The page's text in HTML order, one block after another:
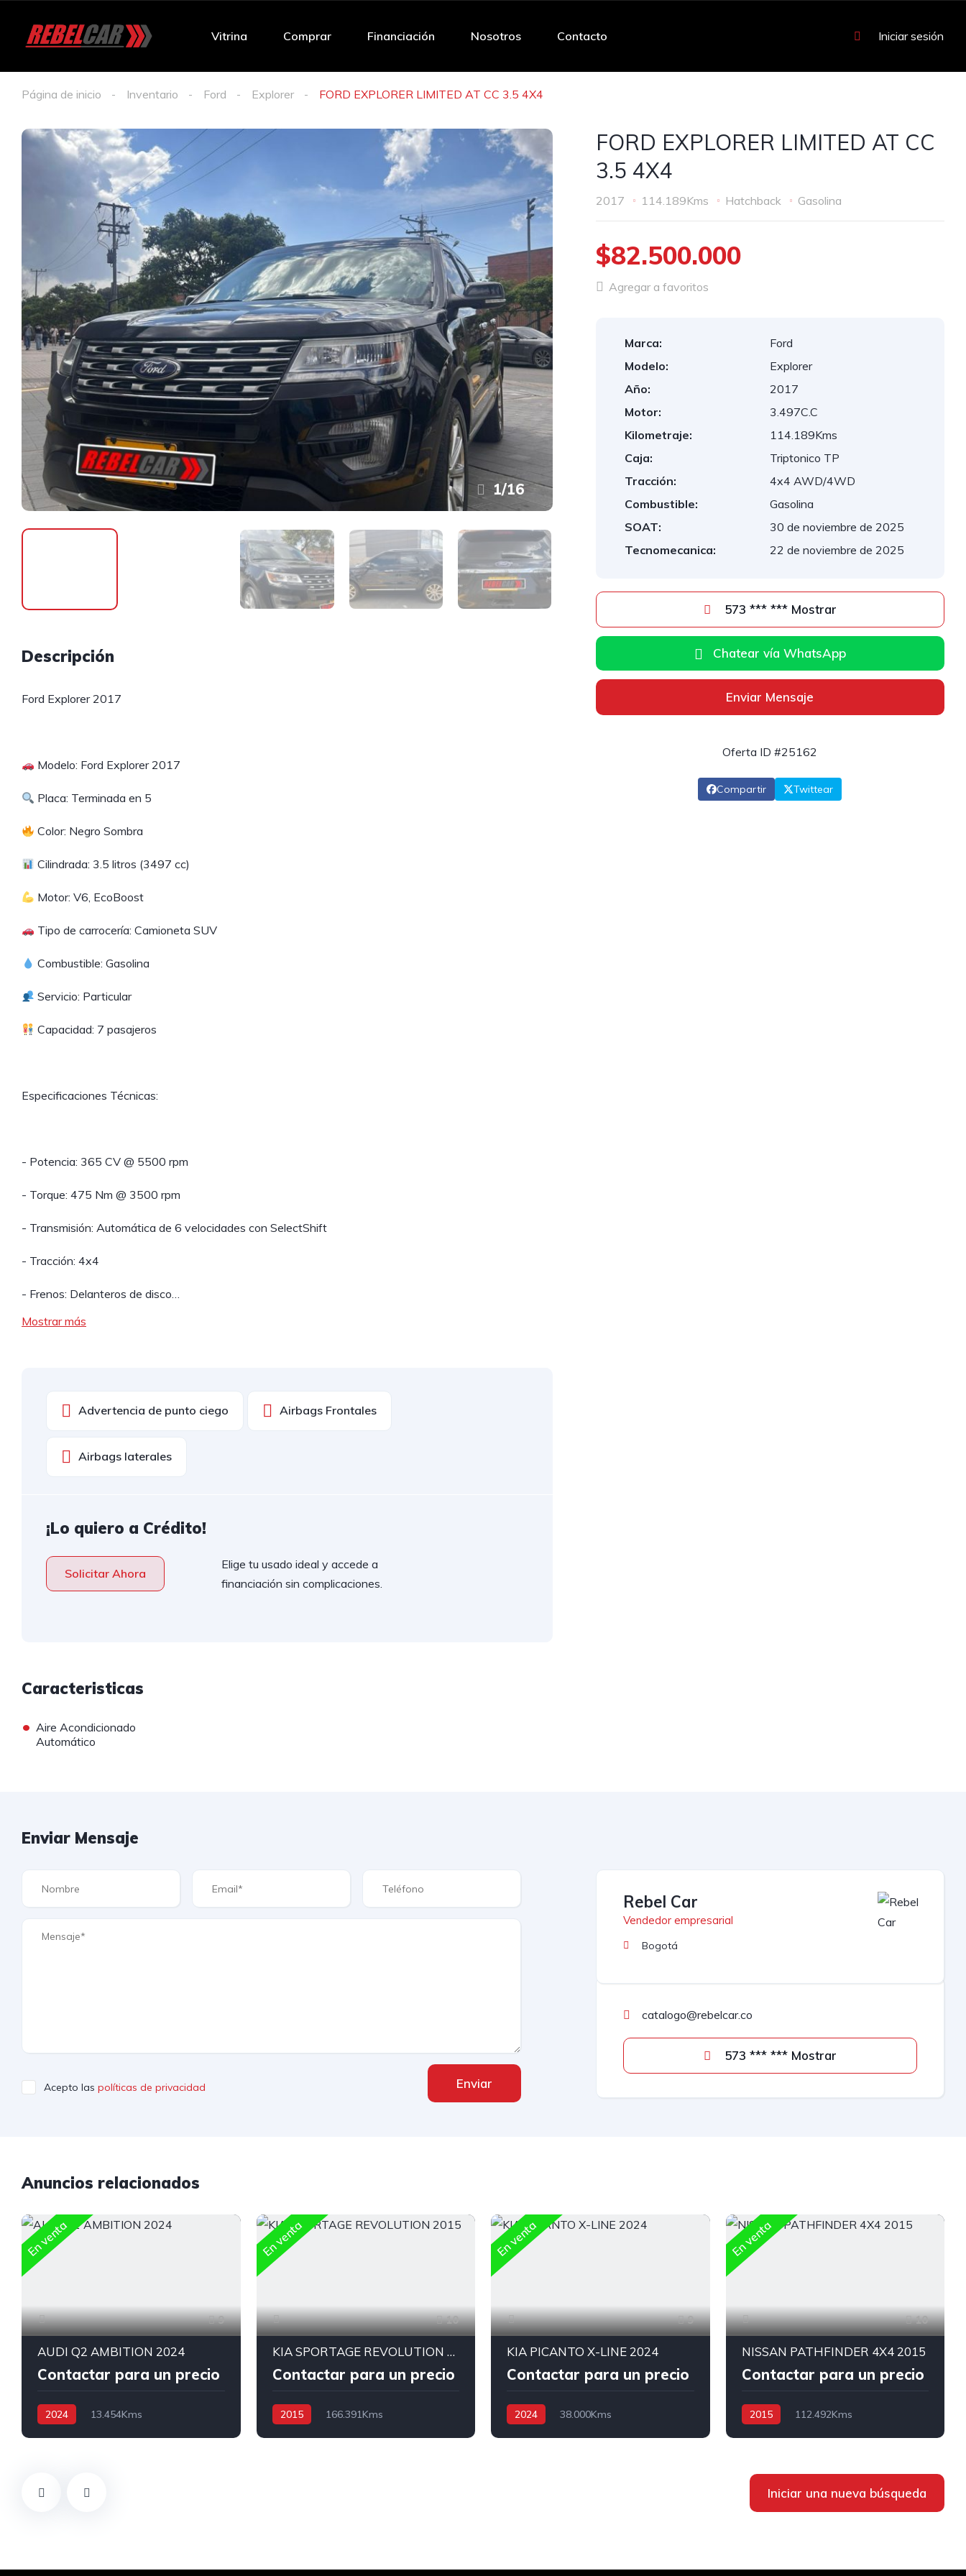
Vitrina Comprar Financiación Nosotros Contacto Iniciar sesión
Página de inicio Inventario Ford Explorer FORD EXPLORER LIMITED AT CC 3.5 4X4
1/16
Descripción
Ford Explorer 2017
Modelo: Ford Explorer 2017
Placa: Terminada en 5
Color: Negro Sombra
Cilindrada: 3.5 litros (3497 cc)
Motor: V6, EcoBoost
Tipo de carrocería: Camioneta SUV
Combustible: Gasolina
Servicio: Particular
Capacidad: 7 pasajeros
Especificaciones Técnicas:
- Potencia: 365 CV @ 5500 rpm
- Torque: 475 Nm @ 3500 rpm
- Transmisión: Automática de 6 velocidades con SelectShift
- Tracción: 4x4
- Frenos: Delanteros de disco…
Mostrar más
Advertencia de punto ciego Airbags Frontales
Airbags laterales
¡Lo quiero a Crédito!
Solicitar Ahora
Elige tu usado ideal y accede a
financiación sin complicaciones.
Caracteristicas
• Aire Acondicionado
Automático
FORD EXPLORER LIMITED AT CC
3.5 4X4
2017 114.189Kms Hatchback Gasolina
$82.500.000
Agregar a favoritos
Marca:
Ford
Modelo:
Explorer
Año:
2017
Motor:
3.497C.C
Kilometraje:
114.189Kms
Caja:
Triptonico TP
Tracción:
4x4 AWD/4WD
Combustible:
Gasolina
SOAT:
30 de noviembre de 2025
Tecnomecanica:
22 de noviembre de 2025
573 *** *** Mostrar
Chatear vía WhatsApp
Enviar Mensaje
Oferta ID #25162
Compartir Twittear
Enviar Mensaje
Acepto las políticas de privacidad Enviar
Rebel Car
Vendedor empresarial
Bogotá
catalogo@rebelcar.co
573 *** *** Mostrar
Anuncios relacionados
En venta
9
AUDI Q2 AMBITION 2024
Contactar para un precio
2024
13.454Kms
En venta
10
KIA SPORTAGE REVOLUTION 2015
Contactar para un precio
2015
166.391Kms
En venta
9
KIA PICANTO X-LINE 2024
Contactar para un precio
2024
38.000Kms
En venta
10
NISSAN PATHFINDER 4X4 2015
Contactar para un precio
2015
112.492Kms
Iniciar una nueva búsqueda